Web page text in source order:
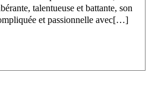
talentueuse et battante, son
et passionnelle avec[…]